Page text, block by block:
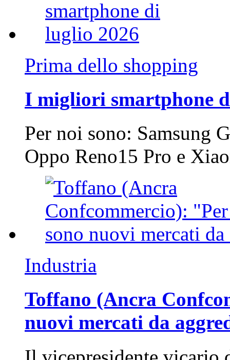
Prima dello shopping
I migliori smartphone
Per noi sono: Samsung
Oppo Reno15 Pro e
Industria
Toffano (Ancra
nuovi mercati da